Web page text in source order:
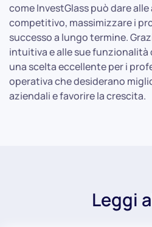
come InvestGlass può dare
competitivo, massimizzare i
successo a lungo termine.
intuitiva e alle sue funzionalità
una scelta eccellente per i
operativa che desiderano
aziendali e favorire la crescita.
Leggi